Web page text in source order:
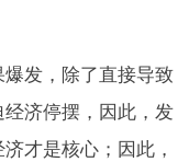
爆发，除了直接导致
济停摆，因此，发
才是核心；因此，